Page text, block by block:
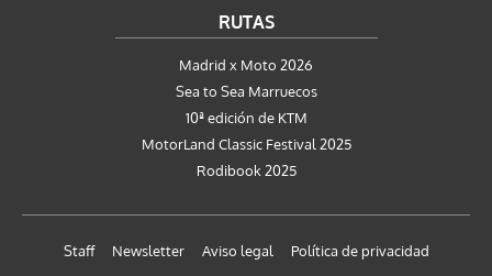
RUTAS
Madrid x Moto 2026
Sea to Sea Marruecos
10ª edición de KTM
MotorLand Classic Festival 2025
Rodibook 2025
Staff Newsletter Aviso legal Política de privacidad